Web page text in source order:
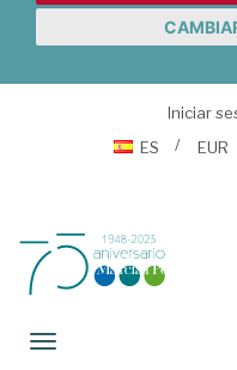
Iniciar
ES
EUR
Toggle navigation